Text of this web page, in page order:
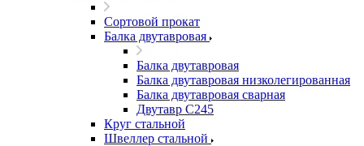
Сортовой прокат
Балка двутавровая
Балка двутавровая
Балка двутавровая низколегированная
Балка двутавровая сварная
Двутавр С245
Круг стальной
Швеллер стальной